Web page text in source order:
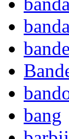
bang